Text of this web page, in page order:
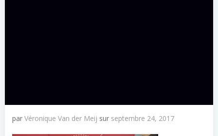
par Véronique Van der Meij sur septembre 24, 2017